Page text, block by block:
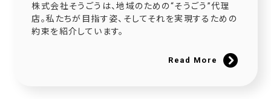
株式会社そうごうは、地域のための“そうごう”代理
店。私たちが目指す姿、そしてそれを実現するための
約束を紹介しています。
Read More